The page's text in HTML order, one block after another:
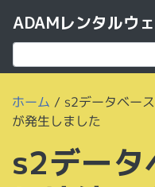
ADAMレンタルウ
ホーム / s2データベー
が発生しました
s2データ